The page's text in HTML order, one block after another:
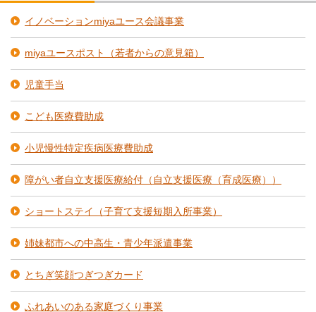
イノベーションmiyaユース会議事業
miyaユースポスト（若者からの意見箱）
児童手当
こども医療費助成
小児慢性特定疾病医療費助成
障がい者自立支援医療給付（自立支援医療（育成医療））
ショートステイ（子育て支援短期入所事業）
姉妹都市への中高生・青少年派遣事業
とちぎ笑顔つぎつぎカード
ふれあいのある家庭づくり事業